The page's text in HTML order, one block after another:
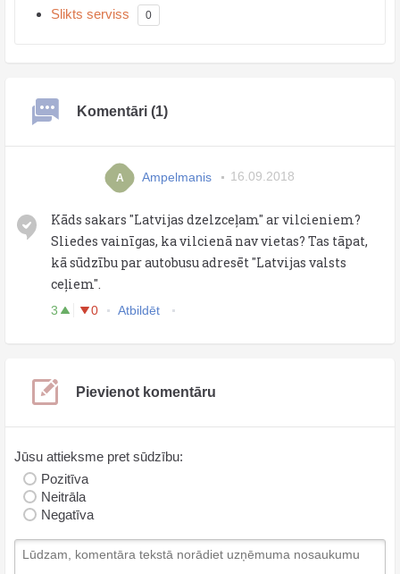
Slikts serviss 0
Komentāri (1)
A Ampelmanis 16.09.2018
Kāds sakars "Latvijas dzelzceļam" ar vilcieniem?
Sliedes vainīgas, ka vilcienā nav vietas? Tas tāpat,
kā sūdzību par autobusu adresēt "Latvijas valsts
ceļiem".
3 0 Atbildēt
Pievienot komentāru
Jūsu attieksme pret sūdzību:
Pozitīva
Neitrāla
Negatīva